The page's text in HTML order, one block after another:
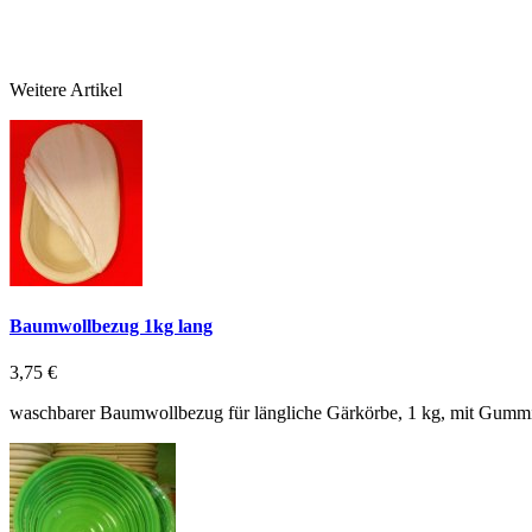
Weitere Artikel
Baumwollbezug 1kg lang
3,75 €
waschbarer Baumwollbezug für längliche Gärkörbe, 1 kg, mit